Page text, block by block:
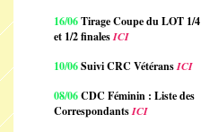
16/06Tirage Coupe du LOT 1/4
et 1/2 finalesICI
10/06Suivi CRC VétéransICI
08/06CDC Féminin : Liste des
CorrespondantsICI